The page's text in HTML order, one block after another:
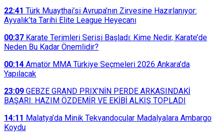
22:41 Türk Muaythai’si Avrupa’nın Zirvesine Hazırlanıyor:
Ayvalık’ta Tarihi Elite League Heyecanı
00:37 Karate Terimleri Serisi Başladı: Kime Nedir, Karate’de
Neden Bu Kadar Önemlidir?
00:14 Amatör MMA Türkiye Seçmeleri 2026 Ankara’da
Yapılacak
23:09 GEBZE GRAND PRIX’NİN PERDE ARKASINDAKİ
BAŞARI: HAZIM ÖZDEMİR VE EKİBİ ALKIŞ TOPLADI
14:11 Malatya’da Minik Tekvandocular Madalyalara Ambargo
Koydu